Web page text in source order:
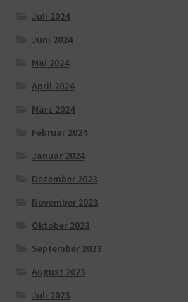
Juli 2024
Juni 2024
Mai 2024
April 2024
März 2024
Februar 2024
Januar 2024
Dezember 2023
November 2023
Oktober 2023
September 2023
August 2023
Juli 2023